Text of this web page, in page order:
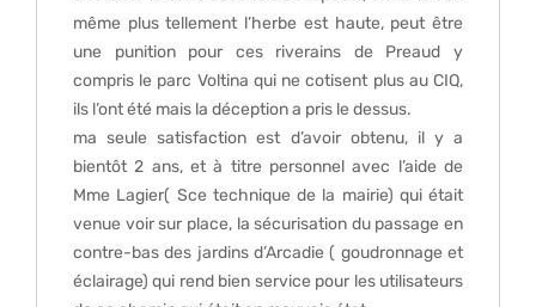
même plus tellement l’herbe est haute, peut être
une punition pour ces riverains de Preaud y
compris le parc Voltina qui ne cotisent plus au CIQ,
ils l’ont été mais la déception a pris le dessus.
ma seule satisfaction est d’avoir obtenu, il y a
bientôt 2 ans, et à titre personnel avec l’aide de
Mme Lagier( Sce technique de la mairie) qui était
venue voir sur place, la sécurisation du passage en
contre-bas des jardins d’Arcadie ( goudronnage et
éclairage) qui rend bien service pour les utilisateurs